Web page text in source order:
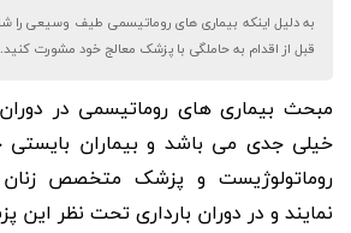
به دلیل اینکه بیماری های روماتیسمی طیف وسیعی
قبل از اقدام به حاملگی با پزشک معالج خود مشورت کنید.
مبحث بیماری های روماتیسمی در دوران
خیلی جدی می باشد و بیماران بایستی
روماتولوژیست و پزشک متخصص زنان
نمایند و در دوران بارداری تحت نظر این